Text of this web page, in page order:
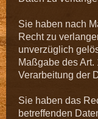
Sie haben nach
Recht zu
unverzüglich
Maßgabe des
Verarbeitung der
Sie haben das
betreffenden